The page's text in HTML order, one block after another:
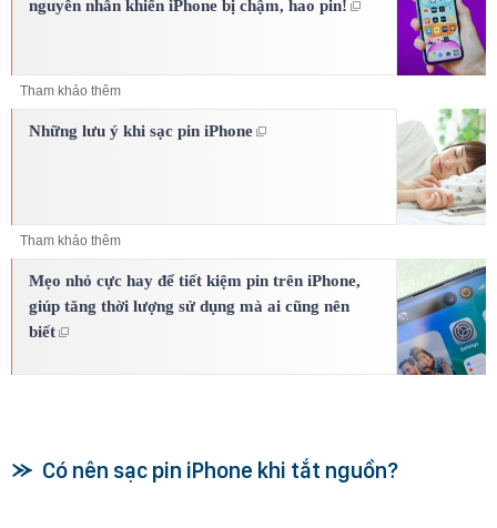
nguyên nhân khiến iPhone bị chậm, hao pin!
Tham khảo thêm
Những lưu ý khi sạc pin iPhone
Tham khảo thêm
Mẹo nhỏ cực hay để tiết kiệm pin trên iPhone,
giúp tăng thời lượng sử dụng mà ai cũng nên
biết
Có nên sạc pin iPhone khi tắt nguồn?